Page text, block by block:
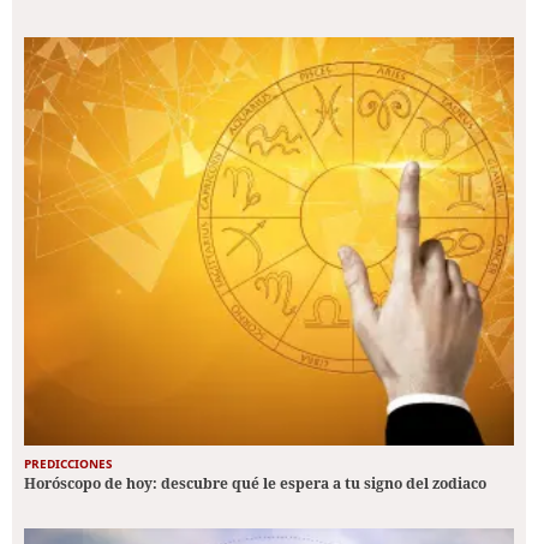
PREDICCIONES
Horóscopo de hoy: descubre qué le espera a tu signo del zodiaco